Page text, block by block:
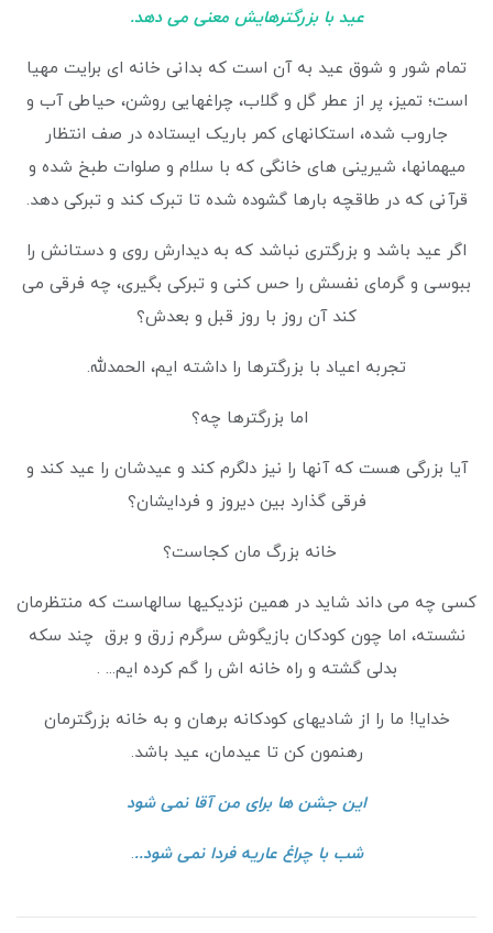
عید با بزرگترهایش معنی می دهد.
تمام شور و شوق عید به آن است که بدانی خانه ای برایت مهیا
است؛ تمیز، پر از عطر گل و گلاب، چراغهایی روشن، حیاطی آب و
جاروب شده، استکانهای کمر باریک ایستاده در صف انتظار
میهمانها، شیرینی های خانگی که با سلام و صلوات طبخ شده و
قرآنی که در طاقچه بارها گشوده شده تا تبرک کند و تبرکی دهد.
اگر عید باشد و بزرگتری نباشد که به دیدارش روی و دستانش را
ببوسی و گرمای نفسش را حس کنی و تبرکی بگیری، چه فرقی می
کند آن روز با روز قبل و بعدش؟
تجربه اعیاد با بزرگترها را داشته ایم، الحمدلله.
اما بزرگترها چه؟
آیا بزرگی هست که آنها را نیز دلگرم کند و عیدشان را عید کند و
فرقی گذارد بین دیروز و فردایشان؟
خانه بزرگ مان کجاست؟
کسی چه می داند شاید در همین نزدیکیها سالهاست که منتظرمان
نشسته، اما چون کودکان بازیگوش سرگرم زرق و برق چند سکه
بدلی گشته و راه خانه اش را گم کرده ایم... .
خدایا! ما را از شادیهای کودکانه برهان و به خانه بزرگترمان
رهنمون کن تا عیدمان، عید باشد.
این جشن ها برای من آقا نمی شود
شب با چراغ عاریه فردا نمی شود...